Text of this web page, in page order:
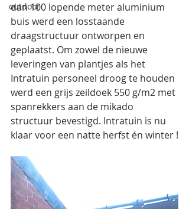
outdoor
dan 100 lopende meter aluminium
buis werd een losstaande
draagstructuur ontworpen en
geplaatst. Om zowel de nieuwe
leveringen van plantjes als het
Intratuin personeel droog te houden
werd een grijs zeildoek 550 g/m2 met
spanrekkers aan de mikado
structuur bevestigd. Intratuin is nu
klaar voor een natte herfst én winter !